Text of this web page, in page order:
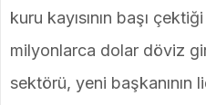
kuru kayısının başı
milyonlarca dolar döviz
sektörü, yeni başkanının